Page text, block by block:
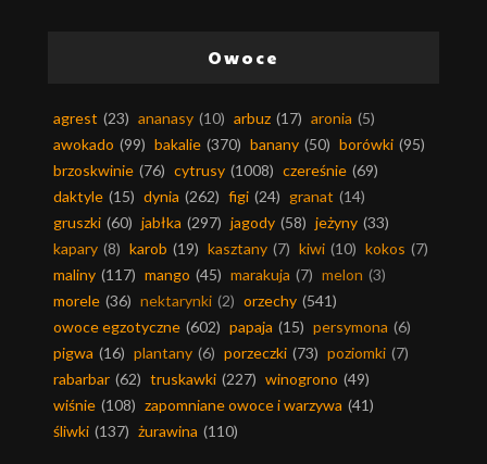
Owoce
agrest (23) ananasy (10) arbuz (17) aronia (5)
awokado (99) bakalie (370) banany (50) borówki (95)
brzoskwinie (76) cytrusy (1008) czereśnie (69)
daktyle (15) dynia (262) figi (24) granat (14)
gruszki (60) jabłka (297) jagody (58) jeżyny (33)
kapary (8) karob (19) kasztany (7) kiwi (10) kokos (7)
maliny (117) mango (45) marakuja (7) melon (3)
morele (36) nektarynki (2) orzechy (541)
owoce egzotyczne (602) papaja (15) persymona (6)
pigwa (16) plantany (6) porzeczki (73) poziomki (7)
rabarbar (62) truskawki (227) winogrono (49)
wiśnie (108) zapomniane owoce i warzywa (41)
śliwki (137) żurawina (110)